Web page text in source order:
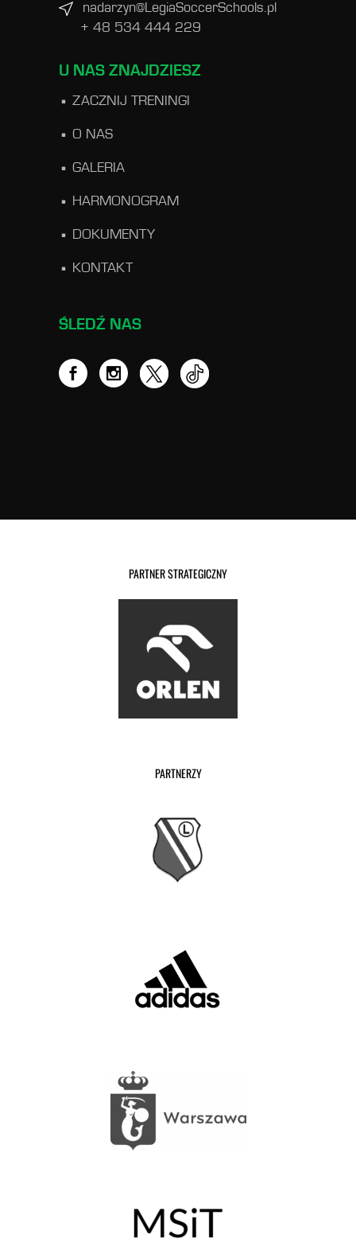
nadarzyn@LegiaSoccerSchools.pl
+ 48 534 444 229
U NAS ZNAJDZIESZ
ZACZNIJ TRENINGI
O NAS
GALERIA
HARMONOGRAM
DOKUMENTY
KONTAKT
ŚLEDŹ NAS
PARTNER STRATEGICZNY
PARTNERZY